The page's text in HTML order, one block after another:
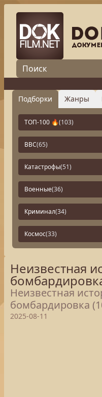
Подборки Жанры
ТОП-100 🔥(103)
BBC(65)
Катастрофы(51)
Военные(36)
Криминал(34)
Космос(33)
Неизвестная
Неизвестная
бомбардировка
2025-08-11